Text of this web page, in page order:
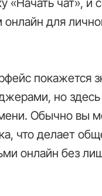
«Начать чат», и
онлайн для
покажется
но здесь
Обычно вы
что делает
онлайн без